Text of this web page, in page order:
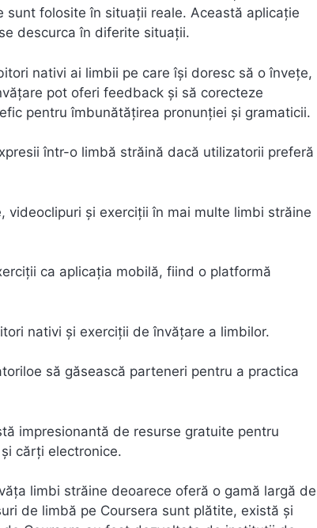
sunt folosite în situații reale. Această aplicație
descurca în diferite situații.
nativi ai limbii pe care își doresc să o învețe,
pot oferi feedback și să corecteze
pentru îmbunătățirea pronunției și gramaticii.
într-o limbă străină dacă utilizatorii preferă
și exerciții în mai multe limbi străine
ca aplicația mobilă, fiind o platformă
nativi și exerciții de învățare a limbilor.
să găsească parteneri pentru a practica
impresionantă de resurse gratuite pentru
cărți electronice.
limbi străine deoarece oferă o gamă largă de
de limbă pe Coursera sunt plătite, există și